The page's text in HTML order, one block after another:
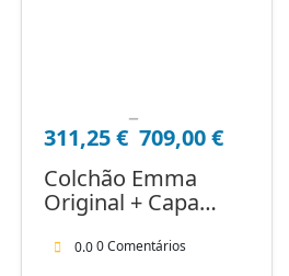
311,25€
–
709,00€
range:
311,25 €
through
709,00 €
Colchão Emma
Original + Capa
0.00 Comentários